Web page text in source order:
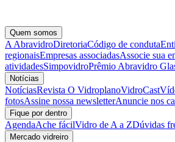
Quem somos
A AbravidroDiretoriaCódigo de conduta
regionaisEmpresas associadasAssocie sua
atividadesSimpovidroPrêmio Abravidro
Notícias
NotíciasRevista O VidroplanoVidroCast
fotosAssine nossa newsletterAnuncie nos
Fique por dentro
AgendaAche fácilVidro de A a ZDúvidas
Mercado vidreiro